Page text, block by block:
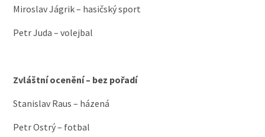
Miroslav Jágrik – hasičský sport
Petr Juda – volejbal
Zvláštní ocenění – bez pořadí
Stanislav Raus – házená
Petr Ostrý – fotbal